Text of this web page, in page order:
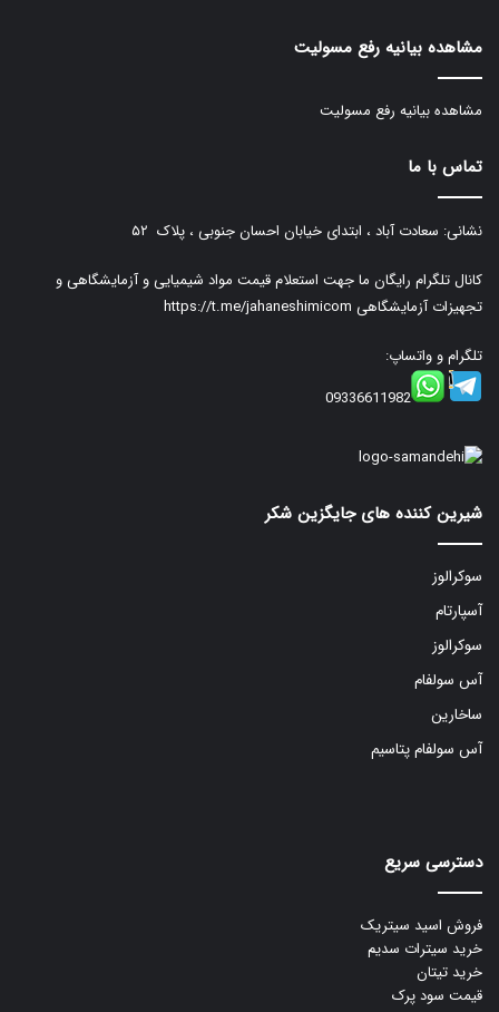
مشاهده بیانیه رفع مسولیت
مشاهده بیانیه رفع مسولیت
تماس با ما
نشانی: سعادت آباد ، ابتدای خیابان احسان جنوبی ، پلاک ۵۲
کانال تلگرام رایگان ما جهت استعلام قیمت مواد شیمیایی و آزمایشگاهی و
تجهیزات آزمایشگاهی https://t.me/jahaneshimicom
تلگرام و واتساپ:
09336611982
شیرین کننده های جایگزین شکر
سوکرالوز
آسپارتام
سوکرالوز
آس سولفام
ساخارین
آس سولفام پتاسیم
دسترسی سریع
فروش اسید سیتریک
خرید سیترات سدیم
خرید تیتان
قیمت سود پرک